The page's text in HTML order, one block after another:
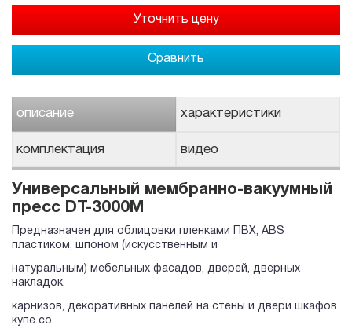
Сравнить
описание характеристики
комплектация видео
Универсальный мембранно-вакуумный
пресс DT-3000М
Предназначен для облицовки пленками ПВХ, ABS
пластиком, шпоном (искусственным и
натуральным) мебельных фасадов, дверей, дверных
накладок,
карнизов, декоративных панелей на стены и двери шкафов
купе со